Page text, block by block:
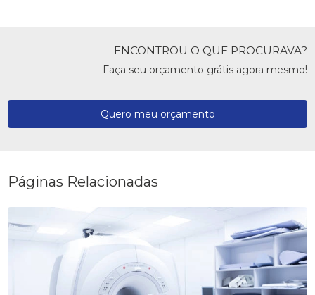
ENCONTROU O QUE PROCURAVA?
Faça seu orçamento grátis agora mesmo!
Quero meu orçamento
Páginas Relacionadas